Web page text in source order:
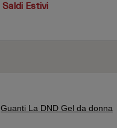
Saldi Estivi
Guanti La DND Gel da donna